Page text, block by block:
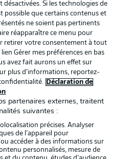
Gérer mes préférences
Diffuseurs
Contact
Joueurs
Si les technologies de
possible que certains contenus et
ne soient pas pertinents
réapparaître ce menu pour
retirer votre consentement à tout
Gérer mes préférences en bas
avez fait aurons un effet sur
plus d’informations, reportez-
Déclaration de
partenaires externes, traitent
suivantes :
précises. Analyser
de l’appareil pour
accéder à des informations sur
personnalisés, mesure de